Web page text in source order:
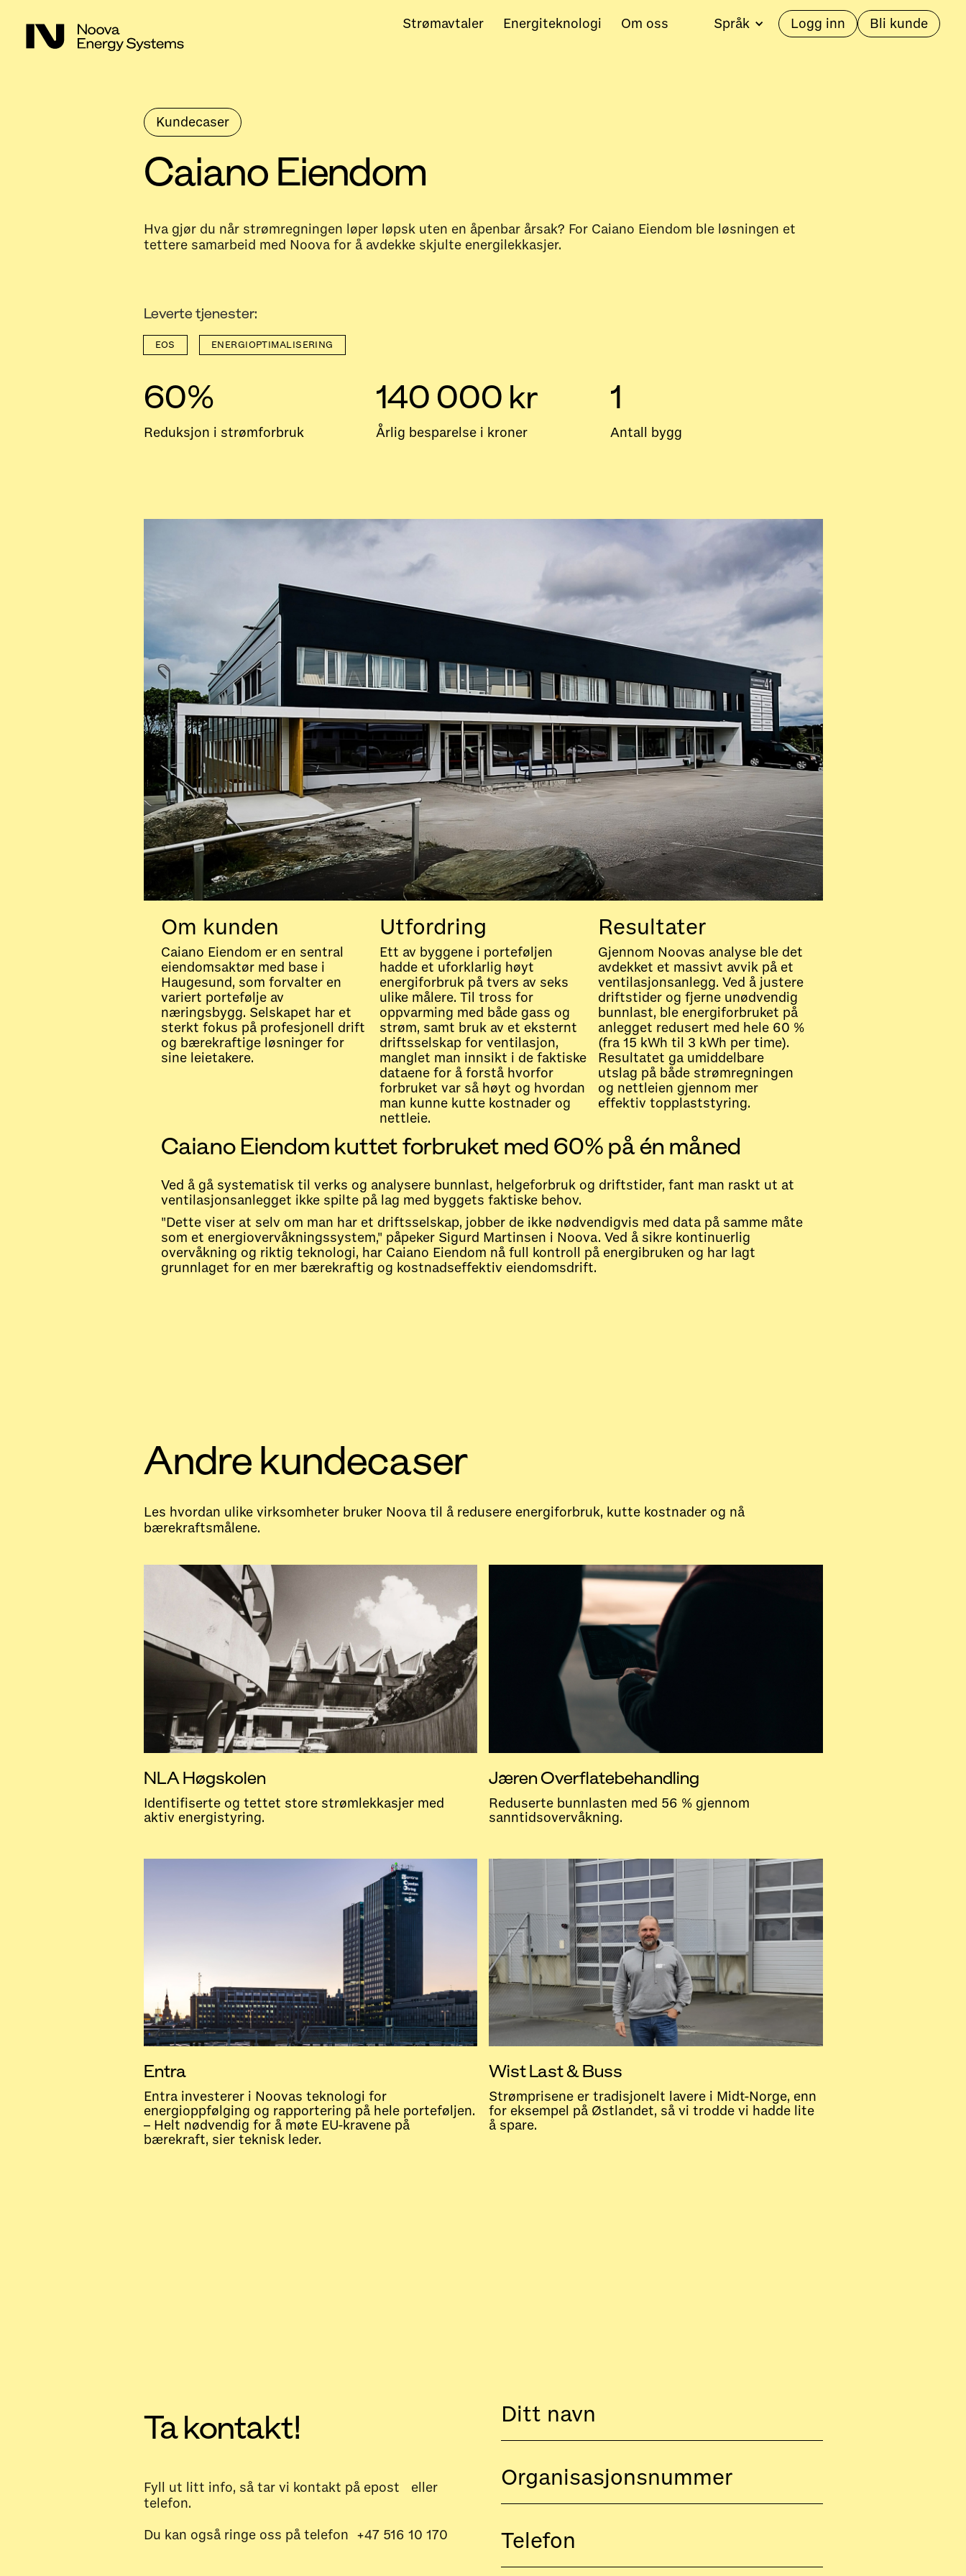
Kundecaser
Caiano Eiendom
Hva gjør du når strømregningen løper løpsk uten en åpenbar årsak? For Caiano Eiendom ble løsningen et
tettere samarbeid med Noova for å avdekke skjulte energilekkasjer.
Leverte tjenester:
EOS ENERGIOPTIMALISERING
60%
Reduksjon i strømforbruk
140 000 kr
Årlig besparelse i kroner
1
Antall bygg
Om kunden
Caiano Eiendom er en sentral
eiendomsaktør med base i
Haugesund, som forvalter en
variert portefølje av
næringsbygg. Selskapet har et
sterkt fokus på profesjonell drift
og bærekraftige løsninger for
sine leietakere.
Utfordring
Ett av byggene i porteføljen
hadde et uforklarlig høyt
energiforbruk på tvers av seks
ulike målere. Til tross for
oppvarming med både gass og
strøm, samt bruk av et eksternt
driftsselskap for ventilasjon,
manglet man innsikt i de faktiske
dataene for å forstå hvorfor
forbruket var så høyt og hvordan
man kunne kutte kostnader og
nettleie.
Resultater
Gjennom Noovas analyse ble det
avdekket et massivt avvik på et
ventilasjonsanlegg. Ved å justere
driftstider og fjerne unødvendig
bunnlast, ble energiforbruket på
anlegget redusert med hele 60 %
(fra 15 kWh til 3 kWh per time).
Resultatet ga umiddelbare
utslag på både strømregningen
og nettleien gjennom mer
effektiv topplaststyring.
Caiano Eiendom kuttet forbruket med 60% på én måned
Ved å gå systematisk til verks og analysere bunnlast, helgeforbruk og driftstider, fant man raskt ut at
ventilasjonsanlegget ikke spilte på lag med byggets faktiske behov.
"Dette viser at selv om man har et driftsselskap, jobber de ikke nødvendigvis med data på samme måte
som et energiovervåkningssystem," påpeker Sigurd Martinsen i Noova. Ved å sikre kontinuerlig
overvåkning og riktig teknologi, har Caiano Eiendom nå full kontroll på energibruken og har lagt
grunnlaget for en mer bærekraftig og kostnadseffektiv eiendomsdrift.
Andre kundecaser
Les hvordan ulike virksomheter bruker Noova til å redusere energiforbruk, kutte kostnader og nå
bærekraftsmålene.
NLA Høgskolen
Identifiserte og tettet store strømlekkasjer med
aktiv energistyring.
Jæren Overflatebehandling
Reduserte bunnlasten med 56 % gjennom
sanntidsovervåkning.
Entra
Entra investerer i Noovas teknologi for
energioppfølging og rapportering på hele porteføljen.
– Helt nødvendig for å møte EU-kravene på
bærekraft, sier teknisk leder.
Wist Last & Buss
Strømprisene er tradisjonelt lavere i Midt-Norge, enn
for eksempel på Østlandet, så vi trodde vi hadde lite
å spare.
Ta kontakt!
Fyll ut litt info, så tar vi kontakt på epost eller
telefon.
Du kan også ringe oss på telefon +47 516 10 170
Strømavtaler Energiteknologi Om oss Språk Logg inn Bli kunde